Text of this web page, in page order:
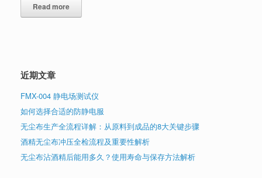
Read more
近期文章
FMX-004 静电场测试仪
如何选择合适的防静电服
无尘布生产全流程详解：从原料到成品的8大关键步骤
酒精无尘布冲压全检流程及重要性解析
无尘布沾酒精后能用多久？使用寿命与保存方法解析